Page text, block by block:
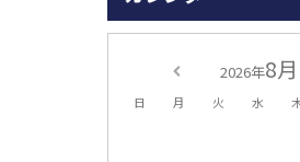
2026年8月
日 月 火 水